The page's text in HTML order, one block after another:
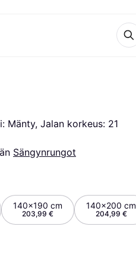
Mänty, Jalan korkeus: 21
Sängynrungot
140x190 cm
203,99 €
140x200 cm
204,99 €